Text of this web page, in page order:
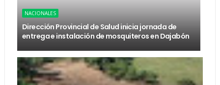
NACIONALES
Dirección Provincial de Salud inicia jornada de
entrega e instalación de mosquiteros en Dajabón